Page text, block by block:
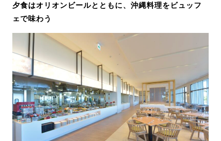
夕食はオリオンビールとともに、沖縄料理をビュッフ
ェで味わう